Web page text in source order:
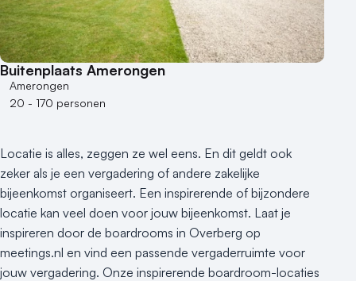
Buitenplaats Amerongen
Amerongen
20 - 170 personen
Locatie is alles, zeggen ze wel eens. En dit geldt ook
zeker als je een vergadering of andere zakelijke
bijeenkomst organiseert. Een inspirerende of bijzondere
locatie kan veel doen voor jouw bijeenkomst. Laat je
inspireren door de boardrooms in Overberg op
meetings.nl en vind een passende vergaderruimte voor
jouw vergadering. Onze inspirerende boardroom-locaties